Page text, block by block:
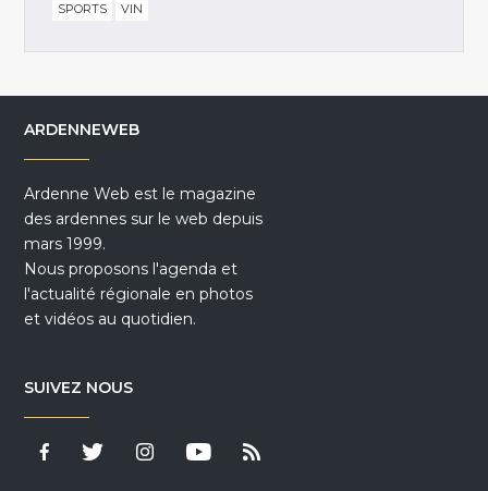
SPORTS
VIN
ARDENNEWEB
Ardenne Web est le magazine
des ardennes sur le web depuis
mars 1999.
Nous proposons l'agenda et
l'actualité régionale en photos
et vidéos au quotidien.
SUIVEZ NOUS